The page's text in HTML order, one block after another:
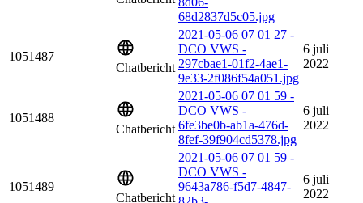
68d2837d5c05.jpg
1051487
Chatbericht
2021-05-06 07 01 27 -
DCO VWS -
297cbae1-01f2-4ae1-
9e33-2f086f54a051.jpg
6 juli
2022
1051488
Chatbericht
2021-05-06 07 01 59 -
DCO VWS -
6fe3be0b-ab1a-476d-
8fef-39f904cd5378.jpg
6 juli
2022
1051489
Chatbericht
2021-05-06 07 01 59 -
DCO VWS -
9643a786-f5d7-4847-
6 juli
2022